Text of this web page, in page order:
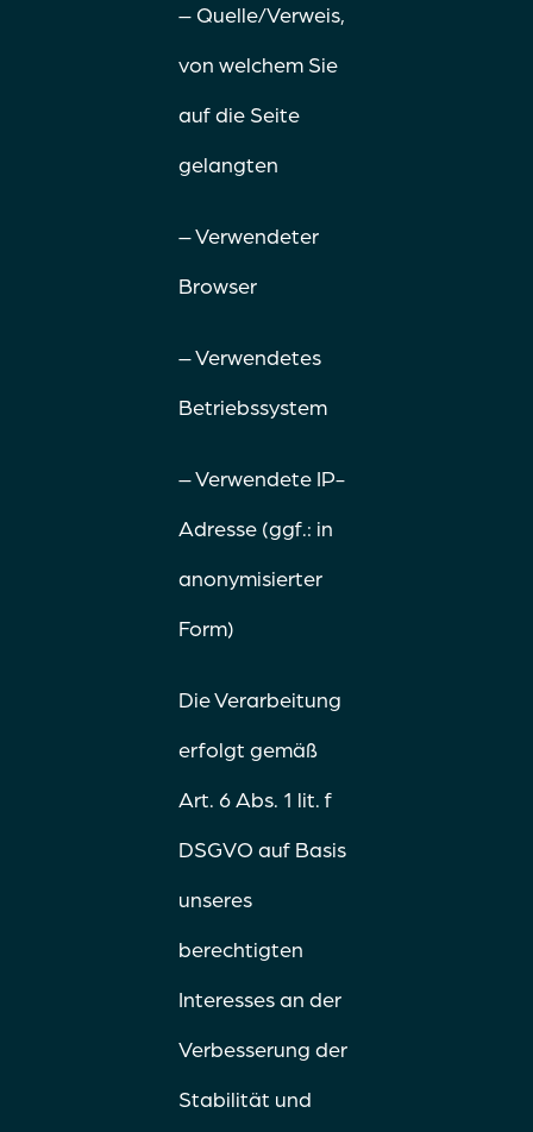
– Quelle/Verweis,
von welchem Sie
auf die Seite
gelangten
– Verwendeter
Browser
– Verwendetes
Betriebssystem
– Verwendete IP-
Adresse (ggf.: in
anonymisierter
Form)
Die Verarbeitung
erfolgt gemäß
Art. 6 Abs. 1 lit. f
DSGVO auf Basis
unseres
berechtigten
Interesses an der
Verbesserung der
Stabilität und